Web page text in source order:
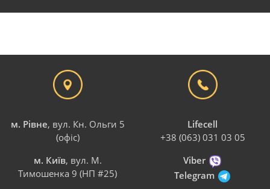
м. Рівне, вул. Кн. Ольги 5
(офіс)
м. Київ, вул. М.
Тимошенка 9 (НП #25)
Lifecell
+38 (063) 031 03 05
Viber
Telegram